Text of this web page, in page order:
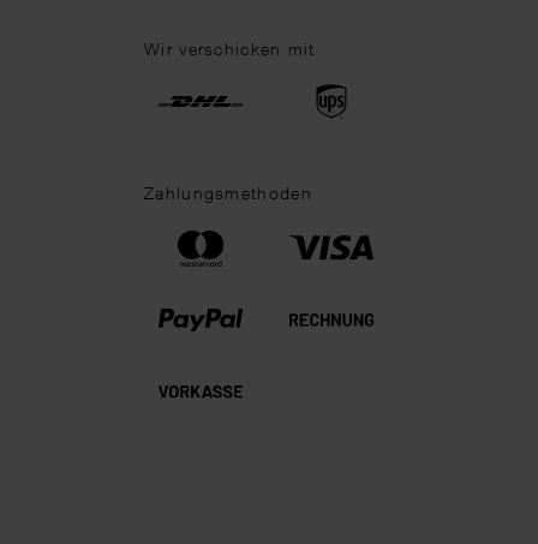
Wir verschicken mit
Zahlungsmethoden